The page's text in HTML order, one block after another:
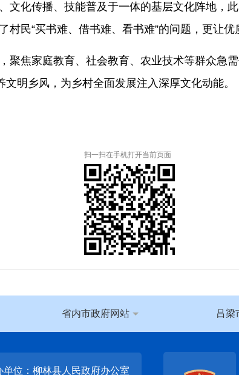
文化传播、技能普及于一体的基层文化阵地，
民“买书难、借书难、看书难”的问题，更让优
聚焦家庭教育、社会教育、农业技术等群众急
文明乡风，为乡村全面发展注入深厚文化动能。
扫一扫在手机打开当前页面
省内市政府网站 吕梁
单位：柳林县人民政府办公室